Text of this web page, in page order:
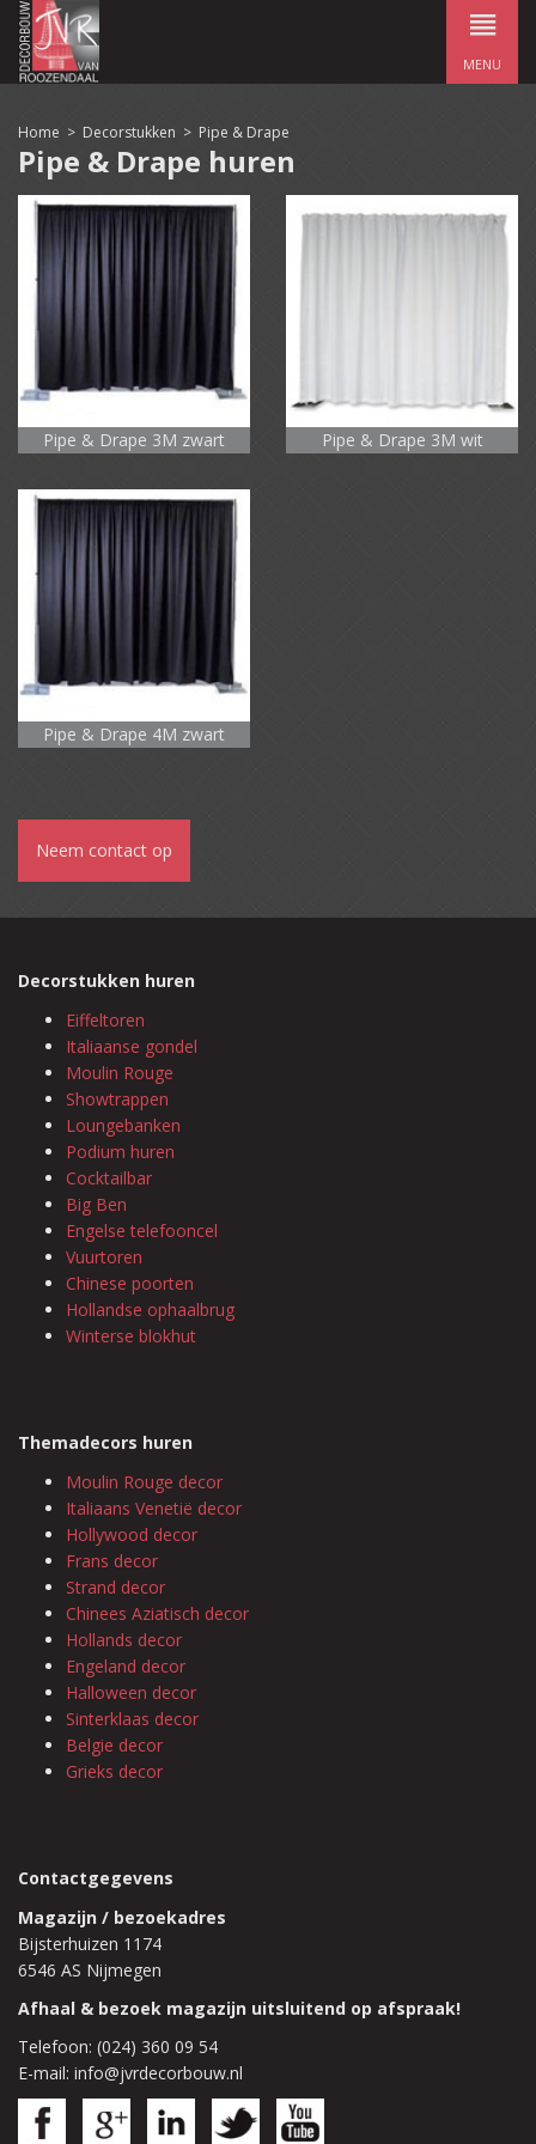
MENU
Home > Decorstukken > Pipe & Drape
Pipe & Drape huren
Pipe & Drape 3M zwart Pipe & Drape 3M wit
Pipe & Drape 4M zwart
Neem contact op
Decorstukken huren
Eiffeltoren
Italiaanse gondel
Moulin Rouge
Showtrappen
Loungebanken
Podium huren
Cocktailbar
Big Ben
Engelse telefooncel
Vuurtoren
Chinese poorten
Hollandse ophaalbrug
Winterse blokhut
Themadecors huren
Moulin Rouge decor
Italiaans Venetië decor
Hollywood decor
Frans decor
Strand decor
Chinees Aziatisch decor
Hollands decor
Engeland decor
Halloween decor
Sinterklaas decor
Belgie decor
Grieks decor
Contactgegevens
Magazijn / bezoekadres
Bijsterhuizen 1174
6546 AS Nijmegen
Afhaal & bezoek magazijn uitsluitend op afspraak!
Telefoon: (024) 360 09 54
E-mail: info@jvrdecorbouw.nl